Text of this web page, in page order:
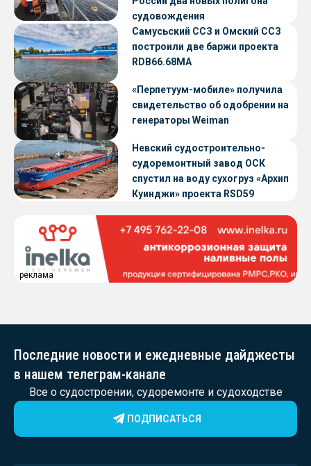
судовождения
Самусьский ССЗ и Омский ССЗ
построили две баржи проекта
RDB66.68МА
«Перпетуум-мобиле» получила
свидетельство об одобрении на
генераторы Weiman
Невский судостроительно-
судоремонтный завод ОСК
спустил на воду сухогруз «Архип
Куинджи» проекта RSD59
реклама
Последние новости и ежедневные дайджесты
в нашем телеграм-канале
Все о судостроении, судоремонте и судоходстве
ПОДПИСАТЬСЯ